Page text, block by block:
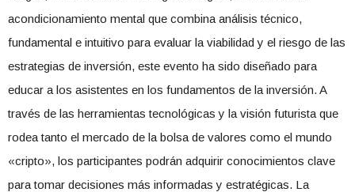
acondicionamiento mental que combina análisis técnico,
fundamental e intuitivo para evaluar la viabilidad y el riesgo de las
estrategias de inversión, este evento ha sido diseñado para
educar a los asistentes en los fundamentos de la inversión. A
través de las herramientas tecnológicas y la visión futurista que
rodea tanto el mercado de la bolsa de valores como el mundo
«cripto», los participantes podrán adquirir conocimientos clave
para tomar decisiones más informadas y estratégicas. La